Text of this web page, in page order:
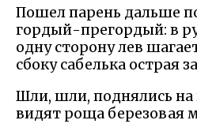
Пошел парень дальше
гордый-прегордый: в
одну сторону лев
сбоку сабелька острая
Шли, шли, поднялись
видят роща березовая